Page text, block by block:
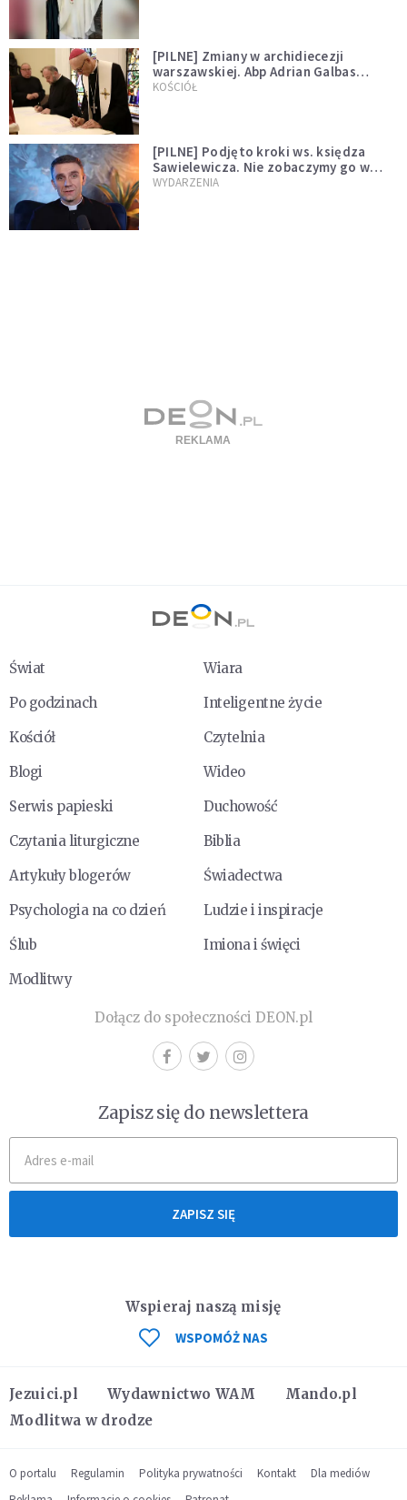
[PILNE] Zmiany w archidiecezji
warszawskiej. Abp Adrian Galbas
wręczył dekrety nowym proboszczom
KOŚCIÓŁ
[PILNE] Podjęto kroki ws. księdza
Sawielewicza. Nie zobaczymy go w
mediach
WYDARZENIA
Świat
Wiara
Po godzinach
Inteligentne życie
Kościół
Czytelnia
Blogi
Wideo
Serwis papieski
Duchowość
Czytania liturgiczne
Biblia
Artykuły blogerów
Świadectwa
Psychologia na co dzień
Ludzie i inspiracje
Ślub
Imiona i święci
Modlitwy
Dołącz do społeczności DEON.pl
Zapisz się do newslettera
ZAPISZ SIĘ
Jezuici.pl Wydawnictwo WAM
Mando.pl
Modlitwa w drodze
Wspieraj naszą misję
WSPOMÓŻ NAS
O portalu Regulamin Polityka prywatności Kontakt
Dla mediów